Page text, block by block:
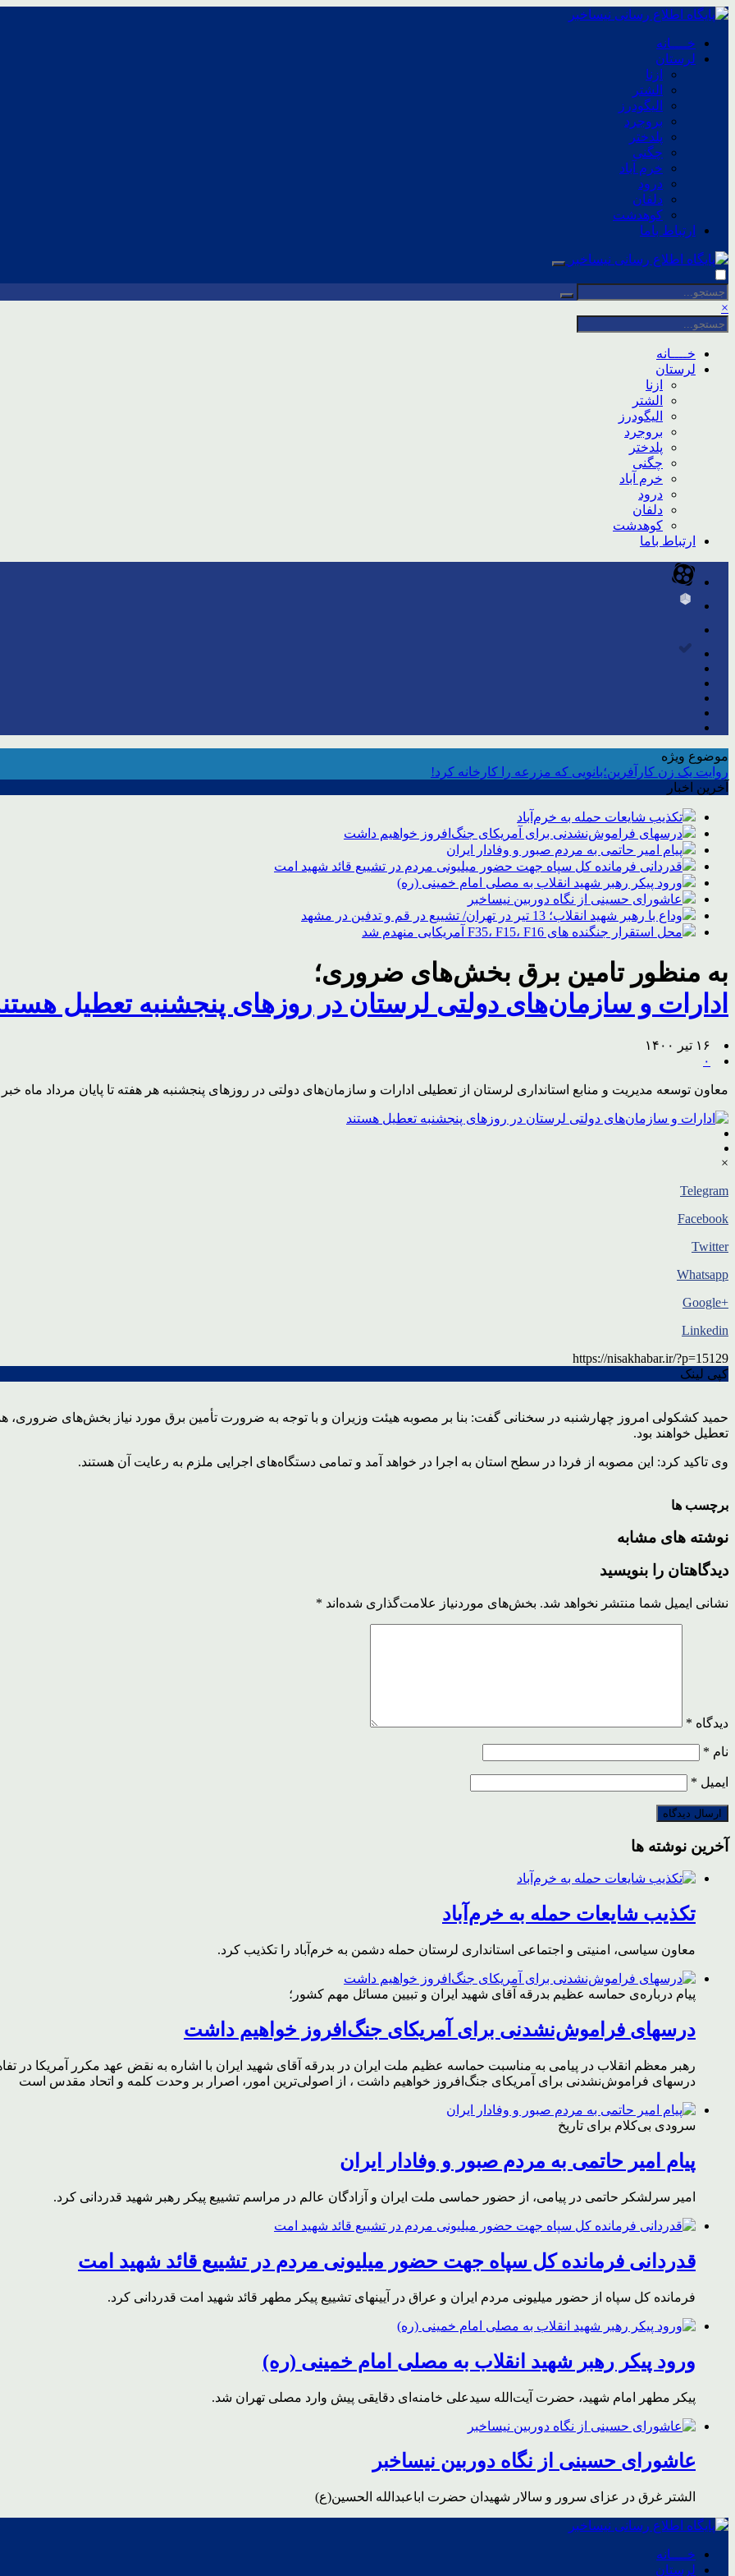
خــــانه
لرستان
ازنا
الشتر
الیگودرز
بروجرد
پلدختر
چگنی
خرم آباد
درود
دلفان
کوهدشت
ارتباط باما
×
خــــانه
لرستان
ازنا
الشتر
الیگودرز
بروجرد
پلدختر
چگنی
خرم آباد
درود
دلفان
کوهدشت
ارتباط باما
موضوع ویژه
روایت یک زن کارآفرین؛بانویی که مزرعه را کارخانه کرد!
آخرین اخبار
تکذیب شایعات حمله به خرم‌آباد
درسهای فراموش‌نشدنی برای آمریکای جنگ‌افروز خواهیم داشت
پیام امیر حاتمی به مردم صبور و وفادار ایران
قدردانی فرمانده کل سپاه جهت حضور میلیونی مردم در تشییع قائد شهید امت
ورود پیکر رهبر شهید انقلاب به مصلی امام خمینی (ره)
عاشورای حسینی از نگاه دوربین نیساخبر
وداع با رهبر شهید انقلاب؛ 13 تیر در تهران/ تشییع در قم و تدفین در مشهد
محل استقرار جنگنده های F35، F15، F16 آمریکایی منهدم شد
به منظور تامین برق بخش‌های ضروری؛
ادارات و سازمان‌های دولتی لرستان در روزهای پنجشنبه تعطیل
۱۶ تیر ۱۴۰۰
۰
معاون توسعه مدیریت و منابع استانداری لرستان از تعطیلی ادارات و سازمان‌های دولتی در روزهای پنجشنبه هر هفته تا پایان مرداد ماه خبر
×
Telegram
Facebook
Twitter
Whatsapp
+Google
Linkedin
https://nisakhabar.ir/?p=15129
کپی لینک
حمید کشکولی امروز چهارشنبه در سخنانی گفت: بنا بر مصوبه هیئت وزیران و با توجه به ضرورت تأمین برق مورد نیاز بخش‌های ضروری،
تعطیل خواهند بود.
وی تاکید کرد: این مصوبه از فردا در سطح استان به اجرا در خواهد آمد و تمامی دستگاه‌های اجرایی ملزم به رعایت آن هستند.
برچسب ها
نوشته های مشابه
دیدگاهتان را بنویسید
نشانی ایمیل شما منتشر نخواهد شد. بخش‌های موردنیاز علامت‌گذاری شده‌اند *
دیدگاه *
نام *
ایمیل *
آخرین نوشته ها
تکذیب شایعات حمله به خرم‌آباد
معاون سیاسی، امنیتی و اجتماعی استانداری لرستان حمله دشمن به خرم‌آباد را تکذیب کرد.
پیام درباره‌ی حماسه عظیم بدرقه آقای شهید ایران و تبیین مسائل مهم کشور؛
درسهای فراموش‌نشدنی برای آمریکای جنگ‌افروز خواهیم داشت
رهبر معظم انقلاب در پیامی به مناسبت حماسه عظیم ملت ایران در بدرقه آقای شهید ایران با اشاره به نقض عهد مکرر آمریکا در
درسهای فراموش‌نشدنی برای آمریکای جنگ‌افروز خواهیم داشت ، از اصولی‌ترین امور، اصرار بر وحدت کلمه و اتحاد مقدس است
سرودی بی‌کلام برای تاریخ
پیام امیر حاتمی به مردم صبور و وفادار ایران
امیر سرلشکر حاتمی در پیامی، از حضور حماسی ملت ایران و آزادگان عالم در مراسم تشییع پیکر رهبر شهید قدردانی کرد.
قدردانی فرمانده کل سپاه جهت حضور میلیونی مردم در تشییع قائد شهید امت
فرمانده کل سپاه از حضور میلیونی مردم ایران و عراق در آیینهای تشییع پیکر مطهر قائد شهید امت قدردانی کرد.
ورود پیکر رهبر شهید انقلاب به مصلی امام خمینی (ره)
پیکر مطهر امام شهید،‌ حضرت آیت‌الله سیدعلی خامنه‌ای دقایقی پیش وارد مصلی تهران شد.
عاشورای حسینی از نگاه دوربین نیساخبر
الشتر غرق در عزای سرور و سالار شهیدان حضرت اباعبدالله الحسین(ع)
خــــانه
لرستان